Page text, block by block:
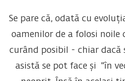
Se pare că, odată cu
oamenilor de a folosi
curând posibil - chiar dacă
asistă se pot face și "în